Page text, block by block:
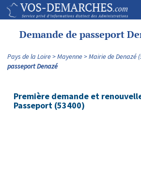
Demande de passeport
Pays de la Loire Mayenne Mairie de Denazé
passeport Denazé
Première demande et
Passeport (53400)